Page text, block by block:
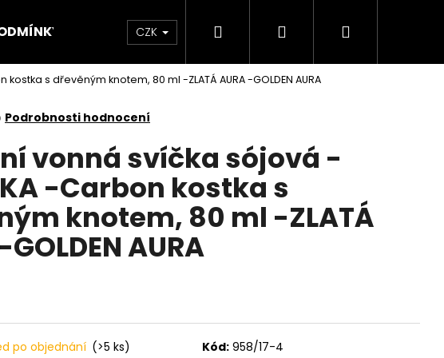
KONTAKTY
CZK Hledat PřihlášeníNákupní
s dřevěným knotem, 80 ml -ZLATÁ AURA -GOLDEN AURA
Podrobnosti hodnocení
vonná svíčka sójová -
-Carbon kostka s
knotem, 80 ml -ZLATÁ
AURA
po objednání (>5 ks) Kód: 958/17-4
Následující